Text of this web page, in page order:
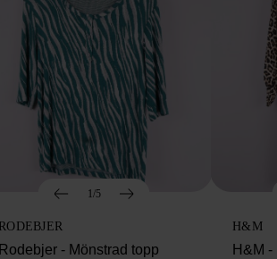
1/5
RODEBJER
Rodebjer - Mönstrad topp
H&M
H&M